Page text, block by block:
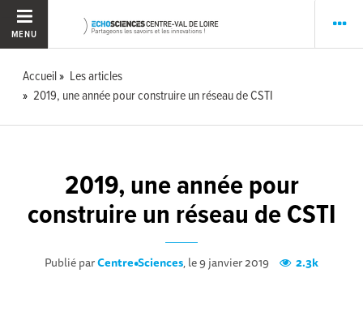
MENU
Accueil
Les articles
2019, une année pour construire un réseau de CSTI
2019, une année pour
construire un réseau de CSTI
Publié parCentre•Sciences, le 9 janvier 2019 2.3k